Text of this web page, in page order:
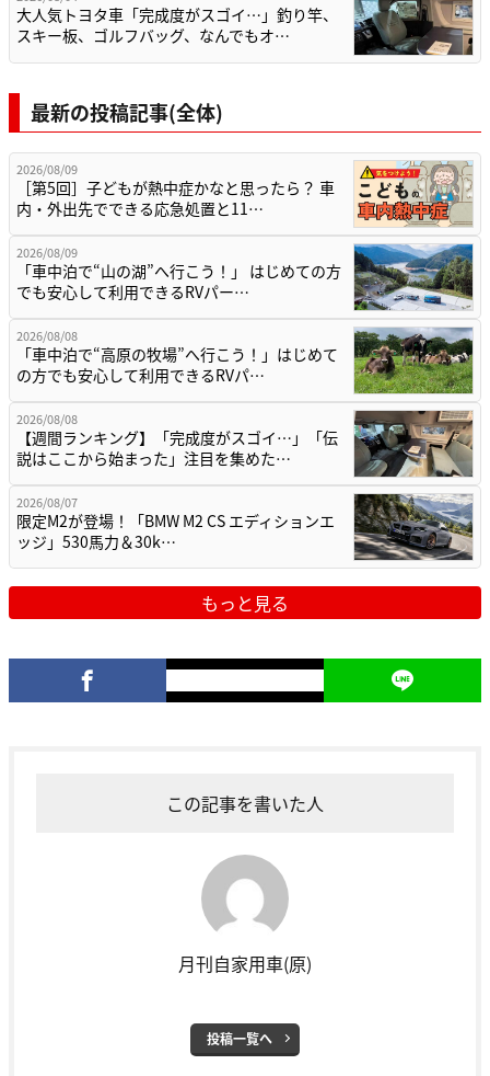
大人気トヨタ車「完成度がスゴイ…」釣り竿、
スキー板、ゴルフバッグ、なんでもオ…
最新の投稿記事(全体)
2026/08/09
［第5回］子どもが熱中症かなと思ったら？ 車
内・外出先でできる応急処置と11…
2026/08/09
「車中泊で“山の湖”へ行こう！」 はじめての方
でも安心して利用できるRVパー…
2026/08/08
「車中泊で“高原の牧場”へ行こう！」はじめて
の方でも安心して利用できるRVパ…
2026/08/08
【週間ランキング】「完成度がスゴイ…」「伝
説はここから始まった」注目を集めた…
2026/08/07
限定M2が登場！「BMW M2 CS エディションエ
ッジ」530馬力＆30k…
もっと見る
この記事を書いた人
月刊自家用車(原)
投稿一覧へ